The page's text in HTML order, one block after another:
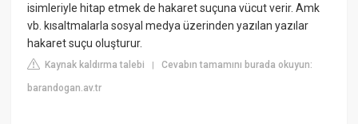
isimleriyle hitap etmek de hakaret suçuna vücut verir. Amk
vb. kısaltmalarla sosyal medya üzerinden yazılan yazılar
hakaret suçu oluşturur.
Kaynak kaldırma talebi |Cevabın tamamını burada okuyun:
barandogan.av.tr